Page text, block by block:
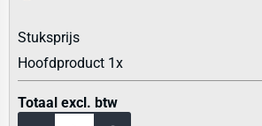
Stuksprijs
Hoofdproduct 1 x
Totaal excl. btw